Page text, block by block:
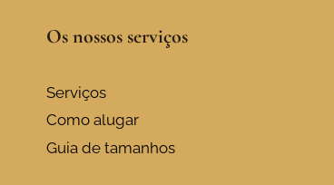
The
may
be
chosen
Os nossos serviços
Serviços
Como alugar
Guia de tamanhos